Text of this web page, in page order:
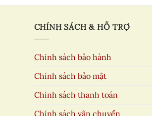
CHÍNH SÁCH & HỖ TRỢ
Chính sách bảo hành
Chính sách bảo mật
Chính sách thanh toán
Chính sách vận chuyển